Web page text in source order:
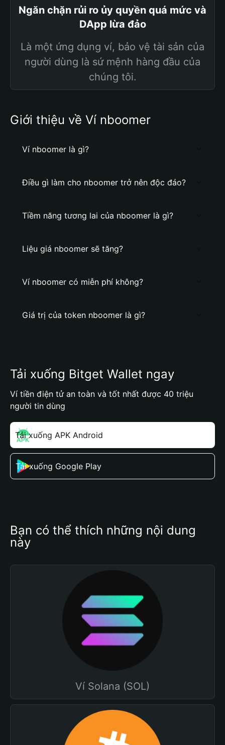
Ngăn chặn rủi ro ủy quyền quá mức và
DApp lừa đảo
Là một ứng dụng ví, bảo vệ tài sản của
người dùng là sứ mệnh hàng đầu của
chúng tôi.
Giới thiệu về Ví nboomer
Ví nboomer là gì?
Điều gì làm cho nboomer trở nên độc đáo?
Tiềm năng tương lai của nboomer là gì?
Liệu giá nboomer sẽ tăng?
Ví nboomer có miễn phí không?
Giá trị của token nboomer là gì?
Tải xuống Bitget Wallet ngay
Ví tiền điện tử an toàn và tốt nhất được 40 triệu
người tin dùng
Tải xuống APK Android
Tải xuống Google Play
Bạn có thể thích những nội dung
này
Ví Solana (SOL)